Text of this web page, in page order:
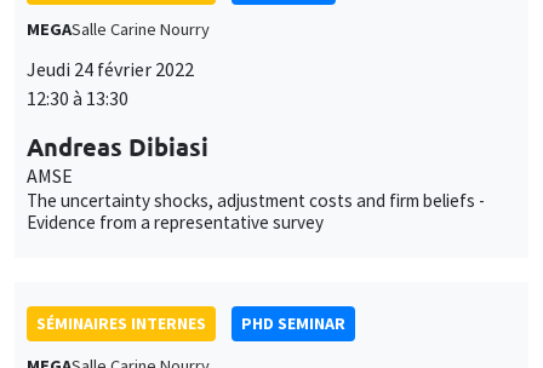
MEGASalle Carine Nourry
Jeudi 24 février 2022
12:30 à 13:30
Andreas Dibiasi
AMSE
The uncertainty shocks, adjustment costs and firm beliefs -
Evidence from a representative survey
SÉMINAIRES INTERNES
PHD SEMINAR